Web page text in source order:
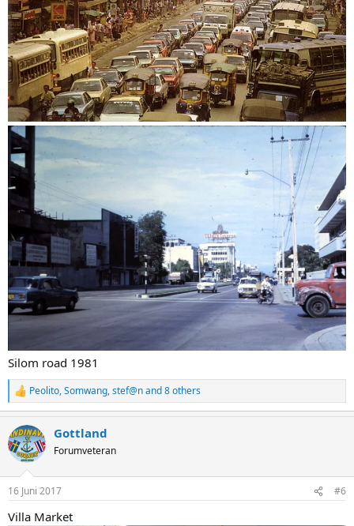
Silom road 1981
R
e
c
t
i
n
s
Peolito,Somwang,stef@nand 8 others
Gottland
Forumveteran
16 Juni 2017 #6
Villa Market